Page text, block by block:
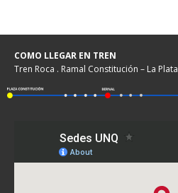
COMO LLEGAR EN TREN
Tren Roca . Ramal Constitución – La Plata